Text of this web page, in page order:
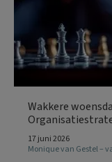
Wakkere
17 juni 2026
Monique van Gestel –